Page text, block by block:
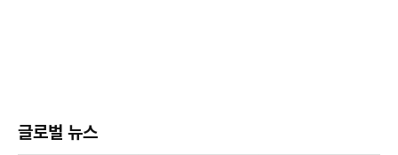
글로벌 뉴스